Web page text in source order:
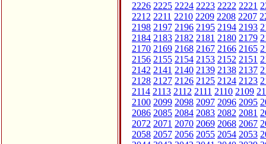
2226 2225 2224 2223 2222 2221
2212 2211 2210 2209 2208 2207
2198 2197 2196 2195 2194 2193
2184 2183 2182 2181 2180 2179
2170 2169 2168 2167 2166 2165
2156 2155 2154 2153 2152 2151
2142 2141 2140 2139 2138 2137
2128 2127 2126 2125 2124 2123
2114 2113 2112 2111 2110 2109
2100 2099 2098 2097 2096 2095
2086 2085 2084 2083 2082 2081
2072 2071 2070 2069 2068 2067
2058 2057 2056 2055 2054 2053